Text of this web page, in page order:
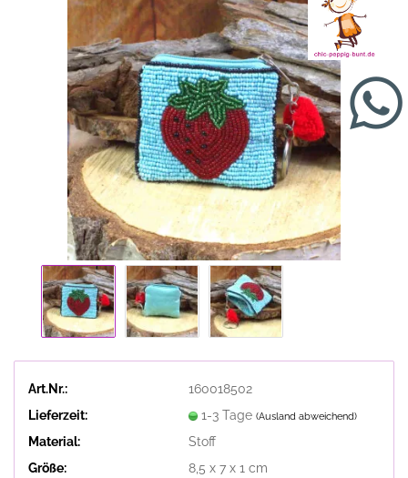
Art.Nr.:
160018502
Lieferzeit:
1-3 Tage (Ausland abweichend)
Material:
Stoff
Größe:
8,5 x 7 x 1 cm